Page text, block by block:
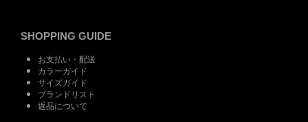
SHOPPING GUIDE
お支払い・配送
カラーガイド
サイズガイド
ブランドリスト
返品について